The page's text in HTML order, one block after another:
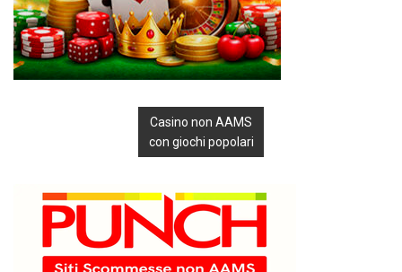
Casino non AAMS
con giochi popolari